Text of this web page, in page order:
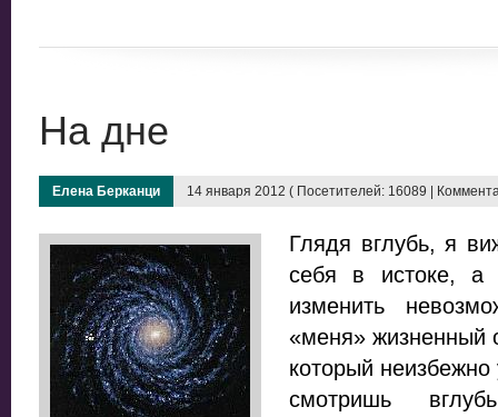
На дне
Елена Берканци 14 января 2012 ( Посетителей: 16089 |
Глядя вглубь, я
себя в истоке, а
изменить
«меня» жизненный
который неизбежно
смотришь